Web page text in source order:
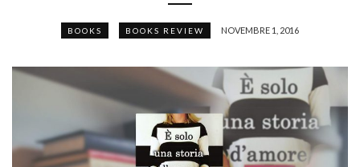
BOOKS BOOKS REVIEW NOVEMBRE 1, 2016